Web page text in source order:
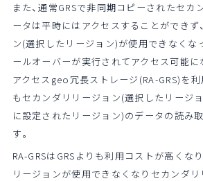
また、通常GRSで非同期コピーされたセカ
ータは平時にはアクセスすることができず
ン(選択したリージョン)が使用できなくな
ールオーバーが実行されてアクセス可能に
アクセスgeo冗長ストレージ(RA-GRS)を
もセカンダリリージョン(選択したリージ
に設定されたリージョン)のデータの読み
す。
RA-GRSはGRSよりも利用コストが高くな
リージョンが使用できなくなりセカンダ